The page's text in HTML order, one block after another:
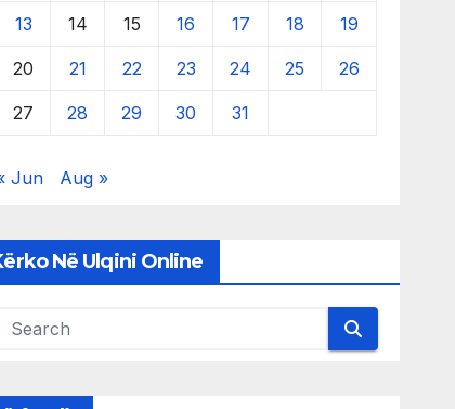
13 14 15 16 17 18 19
20 21 22 23 24 25 26
27 28 29 30 31
Jun Aug »
Në Ulqini Online